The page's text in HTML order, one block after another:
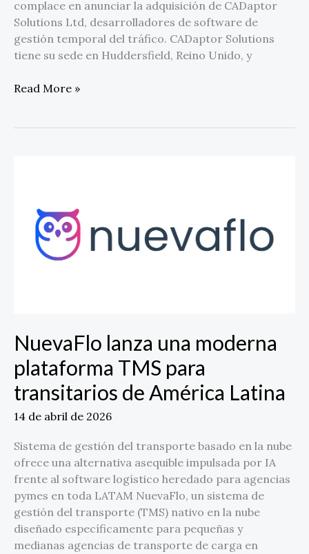
complace en anunciar la adquisición de CADaptor
Solutions Ltd, desarrolladores de software de
gestión temporal del tráfico. CADaptor Solutions
tiene su sede en Huddersfield, Reino Unido, y
Read More »
NuevaFlo lanza una moderna
plataforma TMS para
transitarios de América Latina
14 de abril de 2026
Sistema de gestión del transporte basado en la nube
ofrece una alternativa asequible impulsada por IA
frente al software logístico heredado para agencias
pymes en toda LATAM NuevaFlo, un sistema de
gestión del transporte (TMS) nativo en la nube
diseñado específicamente para pequeñas y
medianas agencias de transporte de carga en
moderna
plataforma
TMS